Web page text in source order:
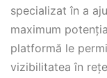
specializat în a
maximum
platformă le
vizibilitatea în